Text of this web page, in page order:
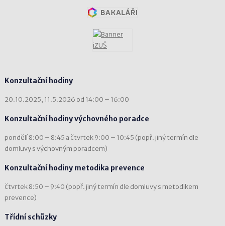
Konzultační hodiny
20.10.2025, 11.5.2026 od 14:00 – 16:00
Konzultační hodiny výchovného poradce
pondělí 8:00 – 8:45 a čtvrtek 9:00 – 10:45 (popř. jiný termín dle
domluvy s výchovným poradcem)
Konzultační hodiny metodika prevence
čtvrtek 8:50 – 9:40 (popř. jiný termín dle domluvy s metodikem
prevence)
Třídní schůzky